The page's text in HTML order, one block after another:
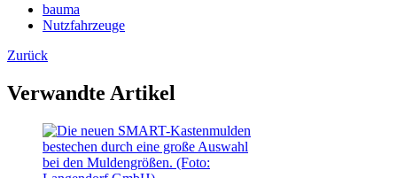
bauma
Nutzfahrzeuge
Zurück
Verwandte Artikel